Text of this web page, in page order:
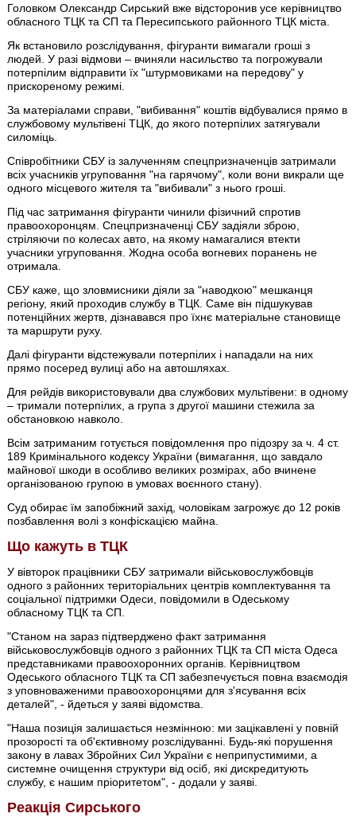
Головком Олександр Сирський вже відсторонив усе керівництво
обласного ТЦК та СП та Пересипського районного ТЦК міста.
Як встановило розслідування, фігуранти вимагали гроші з
людей. У разі відмови – вчиняли насильство та погрожували
потерпілим відправити їх "штурмовиками на передову" у
прискореному режимі.
За матеріалами справи, "вибивання" коштів відбувалися прямо в
службовому мультівені ТЦК, до якого потерпілих затягували
силоміць.
Співробітники СБУ із залученням спецпризначенців затримали
всіх учасників угруповання "на гарячому", коли вони викрали ще
одного місцевого жителя та "вибивали" з нього гроші.
Під час затримання фігуранти чинили фізичний спротив
правоохоронцям. Спецпризначенці СБУ задіяли зброю,
стріляючи по колесах авто, на якому намагалися втекти
учасники угруповання. Жодна особа вогневих поранень не
отримала.
СБУ каже, що зловмисники діяли за "наводкою" мешканця
регіону, який проходив службу в ТЦК. Саме він підшукував
потенційних жертв, дізнавався про їхнє матеріальне становище
та маршрути руху.
Далі фігуранти відстежували потерпілих і нападали на них
прямо посеред вулиці або на автошляхах.
Для рейдів використовували два службових мультівени: в одному
– тримали потерпілих, а група з другої машини стежила за
обстановкою навколо.
Всім затриманим готується повідомлення про підозру за ч. 4 ст.
189 Кримінального кодексу України (вимагання, що завдало
майнової шкоди в особливо великих розмірах, або вчинене
організованою групою в умовах воєнного стану).
Суд обирає їм запобіжний захід, чоловікам загрожує до 12 років
позбавлення волі з конфіскацією майна.
Що кажуть в ТЦК
У вівторок працівники СБУ затримали військовослужбовців
одного з районних територіальних центрів комплектування та
соціальної підтримки Одеси, повідомили в Одеському
обласному ТЦК та СП.
"Станом на зараз підтверджено факт затримання
військовослужбовців одного з районних ТЦК та СП міста Одеса
представниками правоохоронних органів. Керівництвом
Одеського обласного ТЦК та СП забезпечується повна взаємодія
з уповноваженими правоохоронцями для з'ясування всіх
деталей", - йдеться у заяві відомства.
"Наша позиція залишається незмінною: ми зацікавлені у повній
прозорості та об'єктивному розслідуванні. Будь-які порушення
закону в лавах Збройних Сил України є неприпустимими, а
системне очищення структури від осіб, які дискредитують
службу, є нашим пріоритетом", - додали у заяві.
Реакція Сирського